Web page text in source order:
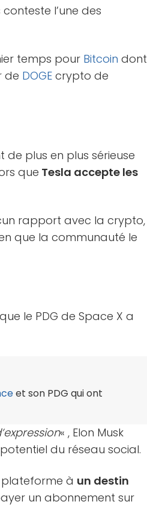
l’une des
temps pour Bitcoin dont
de DOGE crypto de
de plus en plus sérieuse
que Tesla accepte les
rapport avec la crypto,
que la communauté le
le PDG de Space X a
et son PDG qui ont
« , Elon Musk
du réseau social.
à un destin
un abonnement sur